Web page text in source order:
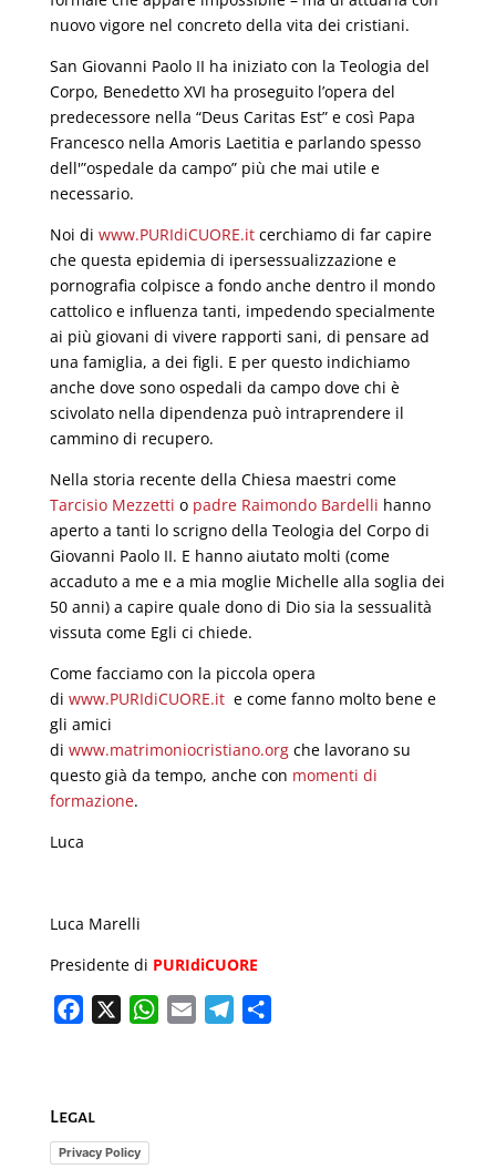
nuovo vigore nel concreto della vita dei cristiani.
San Giovanni Paolo II ha iniziato con la Teologia del
Corpo, Benedetto XVI ha proseguito l’opera del
predecessore nella “Deus Caritas Est” e così Papa
Francesco nella Amoris Laetitia e parlando spesso
dell'”ospedale da campo” più che mai utile e
necessario.
Noi di www.PURIdiCUORE.itcerchiamo di far capire
che questa epidemia di ipersessualizzazione e
pornografia colpisce a fondo anche dentro il mondo
cattolico e influenza tanti, impedendo specialmente
ai più giovani di vivere rapporti sani, di pensare ad
una famiglia, a dei figli. E per questo indichiamo
anche dove sono ospedali da campo dove chi è
scivolato nella dipendenza può intraprendere il
cammino di recupero.
Nella storia recente della Chiesa maestri come
Tarcisio Mezzetti o padre Raimondo Bardelli hanno
aperto a tanti lo scrigno della Teologia del Corpo di
Giovanni Paolo II. E hanno aiutato molti (come
accaduto a me e a mia moglie Michelle alla soglia dei
50 anni) a capire quale dono di Dio sia la sessualità
vissuta come Egli ci chiede.
Come facciamo con la piccola opera
di www.PURIdiCUORE.ite come fanno molto bene e
gli amici
di www.matrimoniocristiano.orgche lavorano su
questo già da tempo, anche con momenti di
formazione.
Luca
Luca Marelli
Presidente di PURIdiCUORE
b
o
W
Legal
Privacy Policy